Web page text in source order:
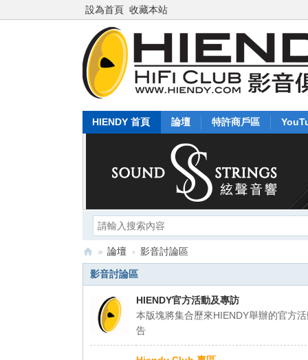
設為首頁 收藏本站
HIENDY 首頁 論壇 特許商戶區
Hi
» 論壇 › 影音討論區
影音討論區
HIENDY官方活動及專訪
本版塊將集合歷來HIENDY舉辦的官方
告